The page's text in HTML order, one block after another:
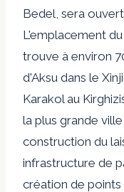
Bedel, sera
L'emplacement
trouve à environ
d'Aksu dans le
Karakol au
la plus grande
construction du
infrastructure de
création de